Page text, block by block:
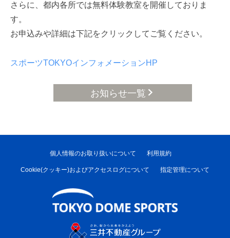
さらに、都内各所では無料体験教室を開催しておりま
す。
お申込みや詳細は下記をクリックしてご覧ください。
スポーツTOKYOインフォメーションHP
お知らせ一覧
個人情報のお取り扱いについて 利用規約
Cookie(クッキー)およびアクセスログについて 指定管理について